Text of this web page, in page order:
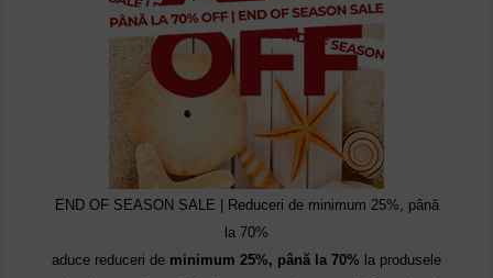
END OF SEASON SALE | Reduceri de minimum 25%, până
la 70%
aduce reduceri de minimum 25%, până la 70% la produsele